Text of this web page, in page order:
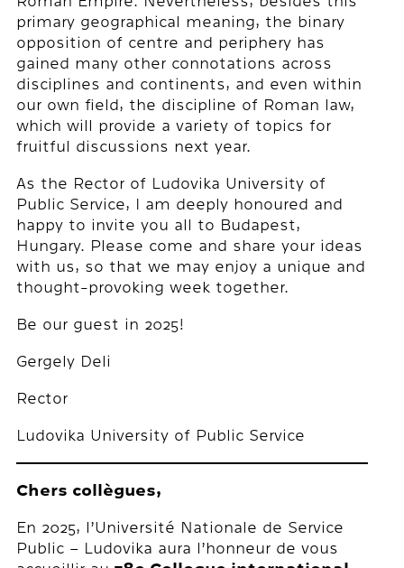
primary geographical meaning, the binary
opposition of centre and periphery has
gained many other connotations across
disciplines and continents, and even within
our own field, the discipline of Roman law,
which will provide a variety of topics for
fruitful discussions next year.
As the Rector of Ludovika University of
Public Service, I am deeply honoured and
happy to invite you all to Budapest,
Hungary. Please come and share your ideas
with us, so that we may enjoy a unique and
thought-provoking week together.
Be our guest in 2025!
Gergely Deli
Rector
Ludovika University of Public Service
Chers collègues,
En 2025, l’Université Nationale de Service
Public – Ludovika aura l’honneur de vous